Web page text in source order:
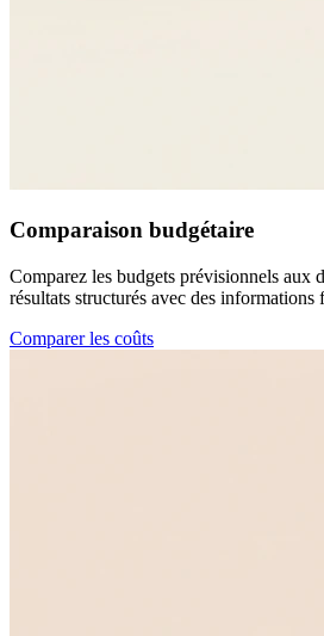
Comparaison budgétaire
Comparez les budgets prévisionnels aux
résultats structurés avec des informations
Comparer les coûts